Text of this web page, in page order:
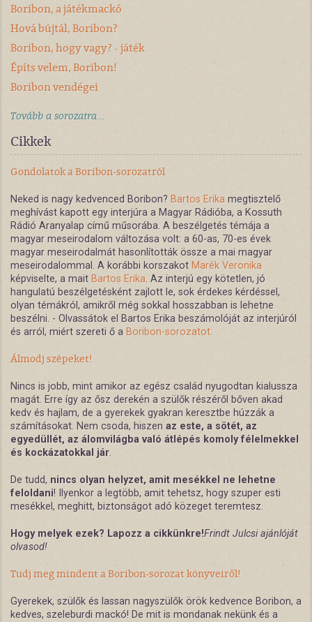
Boribon, a játékmackó
Hová bújtál, Boribon?
Boribon, hogy vagy? - játék
Építs velem, Boribon!
Boribon vendégei
Tovább a sorozatra...
Cikkek
Gondolatok a Boribon-sorozatról
Neked is nagy kedvenced Boribon? Bartos Erika megtisztelő
meghívást kapott egy interjúra a Magyar Rádióba, a Kossuth
Rádió Aranyalap című műsorába. A beszélgetés témája a
magyar meseirodalom változása volt: a 60-as, 70-es évek
magyar meseirodalmát hasonlították össze a mai magyar
meseirodalommal. A korábbi korszakot Marék Veronika
képviselte, a mait Bartos Erika. Az interjú egy kötetlen, jó
hangulatú beszélgetésként zajlott le, sok érdekes kérdéssel,
olyan témákról, amikről még sokkal hosszabban is lehetne
beszélni. - Olvassátok el Bartos Erika beszámolóját az interjúról
és arról, miért szereti ő a Boribon-sorozatot.
Álmodj szépeket!
Nincs is jobb, mint amikor az egész család nyugodtan kialussza
magát. Erre így az ősz derekén a szülők részéről bőven akad
kedv és hajlam, de a gyerekek gyakran keresztbe húzzák a
számításokat. Nem csoda, hiszen az este, a sötét, az
egyedüllét, az álomvilágba való átlépés komoly félelmekkel
és kockázatokkal jár.
De tudd, nincs olyan helyzet, amit mesékkel ne lehetne
feloldani! Ilyenkor a legtöbb, amit tehetsz, hogy szuper esti
mesékkel, meghitt, biztonságot adó közeget teremtesz.
Hogy melyek ezek? Lapozz a cikkünkre!Frindt Julcsi ajánlóját
olvasod!
Tudj meg mindent a Boribon-sorozat könyveiről!
Gyerekek, szülők és lassan nagyszülők örök kedvence Boribon, a
kedves, szeleburdi mackó! De mit is mondanak nekünk és a